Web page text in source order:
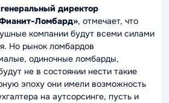
директор
Ломбард», отмечает, что
компании будут всеми силами
Но рынок ломбардов
одиночные ломбарды,
не в состоянии нести такие
эпоху они имели возможность
на аутсорсинге, пусть и